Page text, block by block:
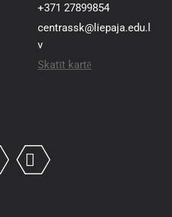
+371 27899854
centrassk@liepaja.edu.l
v
Skatīt kartē